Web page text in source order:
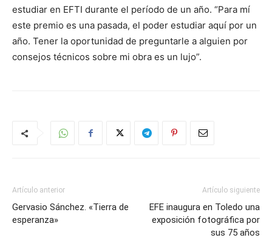
estudiar en EFTI durante el período de un año. “Para mí
este premio es una pasada, el poder estudiar aquí por un
año. Tener la oportunidad de preguntarle a alguien por
consejos técnicos sobre mi obra es un lujo”.
Artículo anterior
Gervasio Sánchez. «Tierra de
esperanza»
Artículo siguiente
EFE inaugura en Toledo una
exposición fotográfica por
sus 75 años